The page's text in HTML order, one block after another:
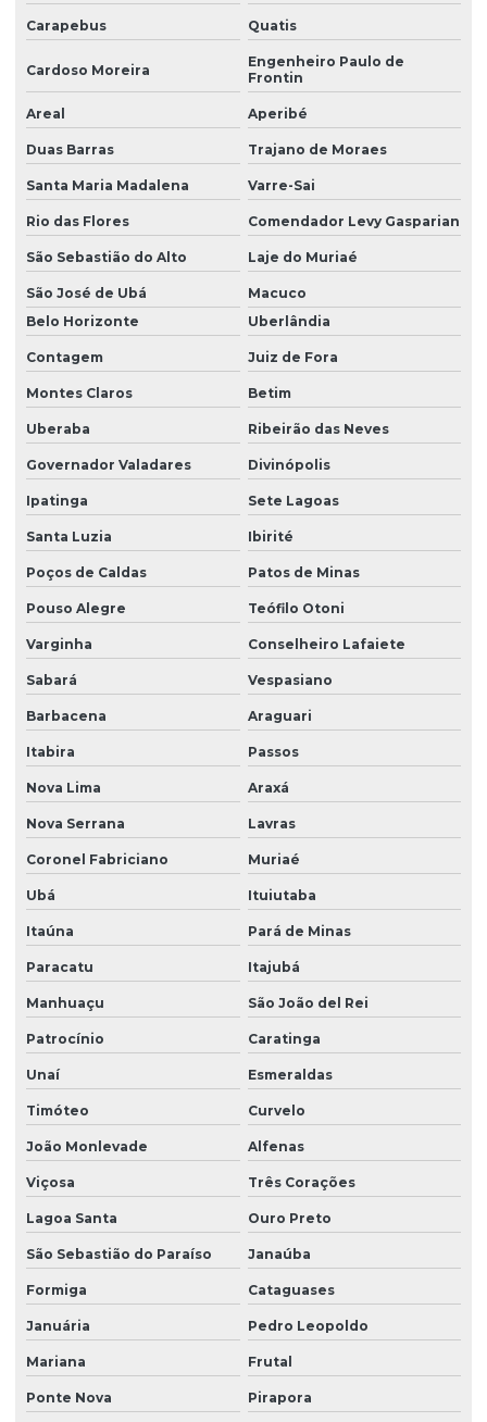
Carapebus Quatis
Cardoso Moreira
Engenheiro Paulo de
Frontin
Areal Aperibé
Duas Barras Trajano de Moraes
Santa Maria Madalena Varre-Sai
Rio das Flores Comendador Levy Gasparian
São Sebastião do Alto Laje do Muriaé
São José de Ubá
Macuco
Belo Horizonte
Uberlândia
Contagem Juiz de Fora
Montes Claros Betim
Uberaba Ribeirão das Neves
Governador Valadares Divinópolis
Ipatinga Sete Lagoas
Santa Luzia Ibirité
Poços de Caldas Patos de Minas
Pouso Alegre Teófilo Otoni
Varginha Conselheiro Lafaiete
Sabará Vespasiano
Barbacena Araguari
Itabira Passos
Nova Lima Araxá
Nova Serrana Lavras
Coronel Fabriciano Muriaé
Ubá Ituiutaba
Itaúna Pará de Minas
Paracatu Itajubá
Manhuaçu São João del Rei
Patrocínio Caratinga
Unaí Esmeraldas
Timóteo Curvelo
João Monlevade Alfenas
Viçosa Três Corações
Lagoa Santa Ouro Preto
São Sebastião do Paraíso Janaúba
Formiga Cataguases
Januária Pedro Leopoldo
Mariana Frutal
Ponte Nova Pirapora